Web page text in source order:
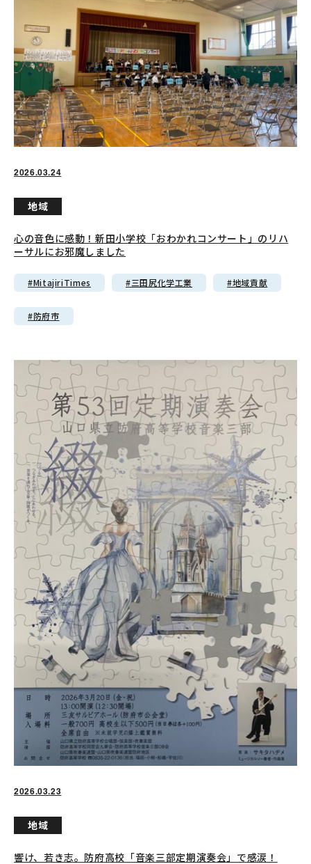
地域
2026.03.24
心の音色に感動！新田小学校「おわかれコンサート」のリハ
ーサルにお邪魔しました
#MitajiriTimes #三田尻化学工業 #地域貢献
#防府市
地域
2026.03.23
響け、若き志。防府高校「音楽三部定期演奏会」で感涙！